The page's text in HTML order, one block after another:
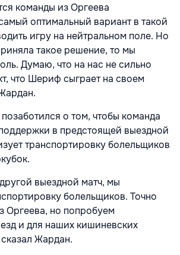
команды из Оргеева
оптимальный вариант в такой
игру на нейтральном поле. Но
такое решение, то мы
Думаю, что на нас не сильно
что Шериф сыграет на своем
о том, чтобы команда
в предстоящей выездной
транспортировку болельщиков
выездной матч, мы
болельщиков. Точно
Оргеева, но попробуем
и для наших кишиневских
Жардан.